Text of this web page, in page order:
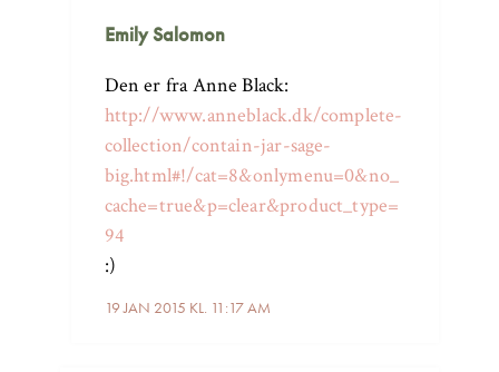
Emily Salomon
19 JAN 2015 KL. 11:17 AM
Den er fra Anne Black:
http://www.anneblack.dk/complete-
collection/contain-jar-sage-
big.html#!/cat=8&onlymenu=0&no_
cache=true&p=clear&product_type=
94
:)